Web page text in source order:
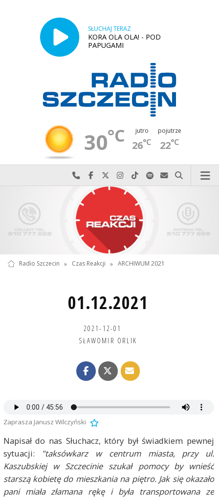
SŁUCHAJ TERAZ
KORA OLA OLA! - POD
PAPUGAMI
30°C jutro
26°C
pojutrze
22°C
Najlepiej po prostu do nas zadzwoń
Odwiedź nas na Facebook-u
Odwiedź nas na X
Odwiedź nas na Instagram-ie
Odwiedź nas na TikTok-u
Szukaj nas na Spotify
Wyślij do nas
Szukaj
Radio Szczecin » Czas Reakcji » ARCHIWUM 2021
01.12.2021
2021-12-01
SŁAWOMIR ORLIK
Zaprasza Janusz Wilczyński
Napisał do nas Słuchacz, który był świadkiem pewnej
sytuacji:
"taksówkarz w centrum miasta, przy ul.
Kaszubskiej w Szczecinie szukał pomocy by wnieść
starszą kobietę do mieszkania na piętro. Jak się okazało
pani miała złamana rękę i była transportowana ze